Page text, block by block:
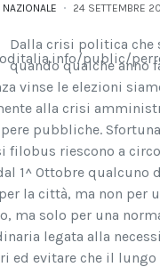
NAZIONALE 24 SETTEMBRE
Dalla crisi politica che
quando qualche anno
vinse le elezioni
alla crisi
pubbliche.
filobus riescono a
1^ Ottobre qualcuno
la città, ma non per
ma solo per una
legata alla
ed evitare che il lungo